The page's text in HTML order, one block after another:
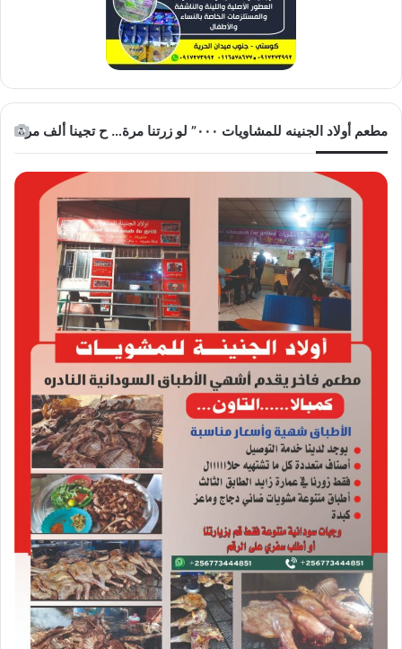
مطعم أولاد الجنينه للمشاويات ٠٠٠” لو زرتنا مرة… ح تجينا ألف مرة